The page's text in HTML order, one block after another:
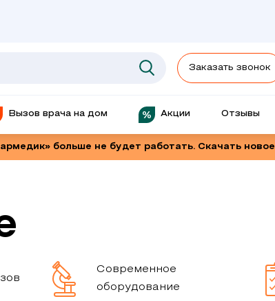
Заказать звонок
Вызов врача на дом Акции Отзывы
больше не будет работать. Скачать новое
Современное
оборудование